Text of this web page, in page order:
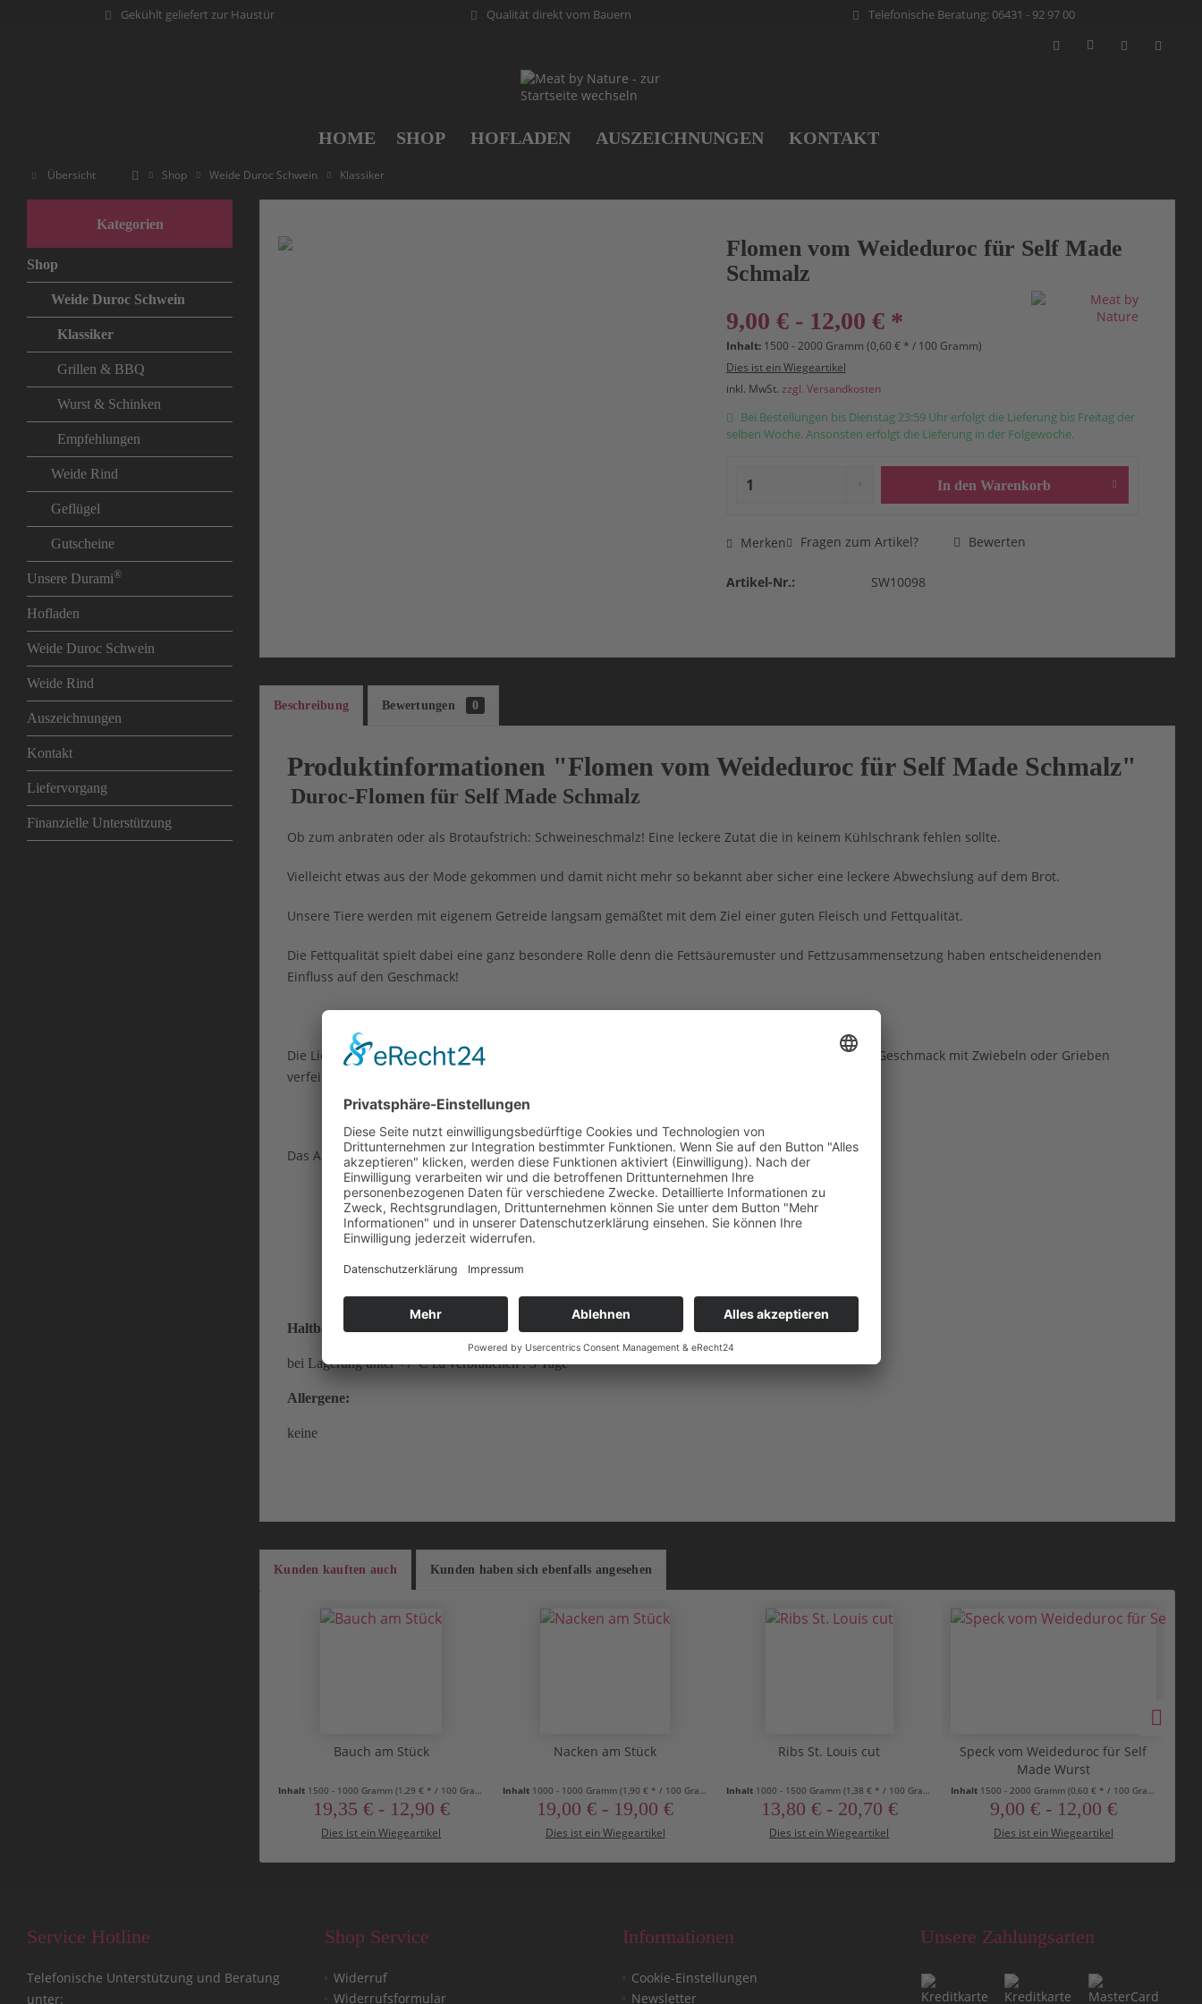
Gekühlt geliefert zur Haustür Qualität direkt vom Bauern Telefonische Beratung: 06431 - 92 97 00
HOME SHOP HOFLADEN AUSZEICHNUNGEN KONTAKT
Übersicht Shop Weide Duroc Schwein Klassiker
Kategorien
Shop
Weide Duroc Schwein
Klassiker
Grillen & BBQ
Wurst & Schinken
Empfehlungen
Weide Rind
Geflügel
Gutscheine
Unsere Durami®
Hofladen
Weide Duroc Schwein
Weide Rind
Auszeichnungen
Kontakt
Liefervorgang
Finanzielle Unterstützung
Flomen vom Weideduroc für Self Made
Schmalz
9,00 € - 12,00 € *
Inhalt: 1500 - 2000 Gramm (0,60 € * / 100 Gramm)
Dies ist ein Wiegeartikel
inkl. MwSt. zzgl. Versandkosten
Bei Bestellungen bis Dienstag 23:59 Uhr erfolgt die Lieferung bis Freitag der
selben Woche. Ansonsten erfolgt die Lieferung in der Folgewoche.
In den Warenkorb
Merken Fragen zum Artikel? Bewerten
Artikel-Nr.: SW10098
Beschreibung Bewertungen 0
Produktinformationen "Flomen vom Weideduroc für Self Made Schmalz"
Duroc-Flomen für Self Made Schmalz
Ob zum anbraten oder als Brotaufstrich: Schweineschmalz! Eine leckere Zutat die in keinem Kühlschrank fehlen sollte.
Vielleicht etwas aus der Mode gekommen und damit nicht mehr so bekannt aber sicher eine leckere Abwechslung auf dem Brot.
Unsere Tiere werden mit eigenem Getreide langsam gemäßtet mit dem Ziel einer guten Fleisch und Fettqualität.
Die Fettqualität spielt dabei eine ganz besondere Rolle denn die Fettsäuremuster und Fettzusammensetzung haben entscheidenenden
Einfluss auf den Geschmack!
Die Lieferung enthält den Schweineflomen der zu Schmalz ausgelassen werden kann und je nach Geschmack mit Zwiebeln oder Grieben
verfeinert werden kann.
Das Artikelbild zeigt ein Stück Rückenspeck um die Speckqualität zu verdeutlichen.
Haltbarkeit:
bei Lagerung unter +7°C zu verbrauchen : 5 Tage
Allergene:
keine
Kunden kauften auch Kunden haben sich ebenfalls angesehen
Bauch am Stück
Inhalt 1500 - 1000 Gramm (1,29 € * / 100 Gramm)
19,35 € - 12,90 €
Dies ist ein Wiegeartikel
Nacken am Stück
Inhalt 1000 - 1000 Gramm (1,90 € * / 100 Gramm)
19,00 € - 19,00 €
Dies ist ein Wiegeartikel
Ribs St. Louis cut
Inhalt 1000 - 1500 Gramm (1,38 € * / 100 Gramm)
13,80 € - 20,70 €
Dies ist ein Wiegeartikel
Speck vom Weideduroc für Self
Made Wurst
Inhalt 1500 - 2000 Gramm (0,60 € * / 100 Gramm)
9,00 € - 12,00 €
Dies ist ein Wiegeartikel
Service Hotline
Telefonische Unterstützung und Beratung
unter:
Shop Service
Widerruf
Widerrufsformular
Informationen
Cookie-Einstellungen
Newsletter
Unsere Zahlungsarten